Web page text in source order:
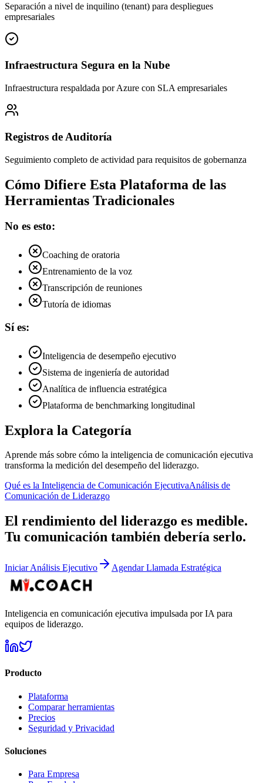
Separación a nivel de inquilino (tenant) para despliegues
empresariales
Infraestructura Segura en la Nube
Infraestructura respaldada por Azure con SLA empresariales
Registros de Auditoría
Seguimiento completo de actividad para requisitos de gobernanza
Cómo Difiere Esta Plataforma de las
Herramientas Tradicionales
No es esto:
Coaching de oratoria
Entrenamiento de la voz
Transcripción de reuniones
Tutoría de idiomas
Sí es:
Inteligencia de desempeño ejecutivo
Sistema de ingeniería de autoridad
Analítica de influencia estratégica
Plataforma de benchmarking longitudinal
Explora la Categoría
Aprende más sobre cómo la inteligencia de comunicación ejecutiva
transforma la medición del desempeño del liderazgo.
Qué es la Inteligencia de Comunicación EjecutivaAnálisis de
Comunicación de Liderazgo
El rendimiento del liderazgo es medible.
Tu comunicación también debería serlo.
Iniciar Análisis Ejecutivo Agendar Llamada Estratégica
Inteligencia en comunicación ejecutiva impulsada por IA para
equipos de liderazgo.
Producto
Plataforma
Comparar herramientas
Precios
Seguridad y Privacidad
Soluciones
Para Empresa